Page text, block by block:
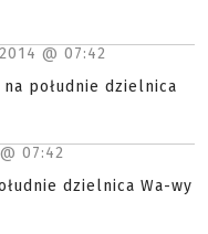
@ 07:42
południe dzielnica
07:42
dzielnica Wa-wy